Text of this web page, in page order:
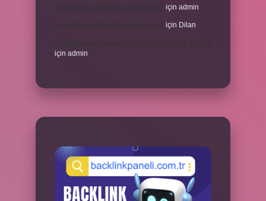
için admin
için Dilan
için admin